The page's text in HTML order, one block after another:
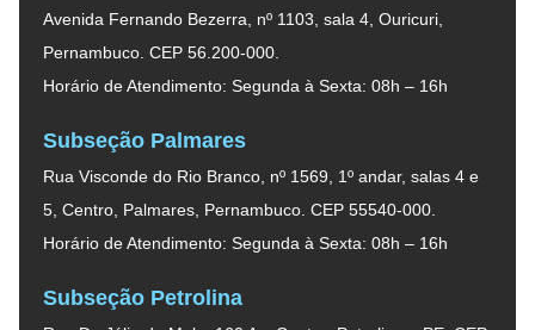
Avenida Fernando Bezerra, nº 1103, sala 4, Ouricuri,
Pernambuco. CEP 56.200-000.
Horário de Atendimento: Segunda à Sexta: 08h – 16h
Subseção Palmares
Rua Visconde do Rio Branco, nº 1569, 1º andar, salas 4 e
5, Centro, Palmares, Pernambuco. CEP 55540-000.
Horário de Atendimento: Segunda à Sexta: 08h – 16h
Subseção Petrolina